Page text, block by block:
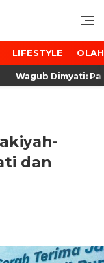
LIFESTYLE
Dimyati:
dan